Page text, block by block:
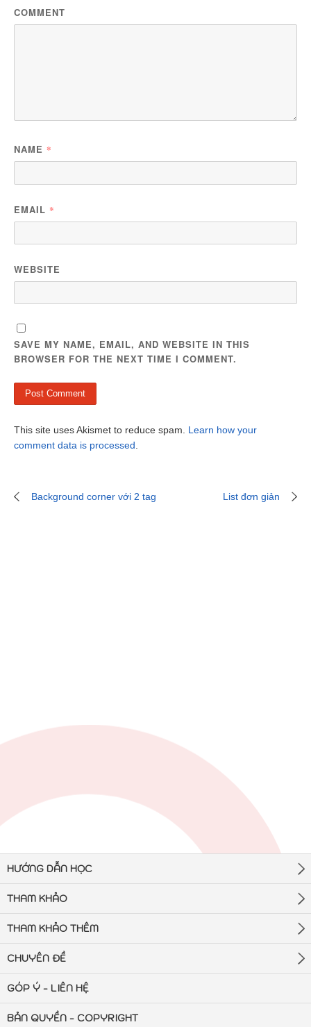
COMMENT
NAME *
EMAIL *
WEBSITE
SAVE MY NAME, EMAIL, AND WEBSITE IN THIS
BROWSER FOR THE NEXT TIME I COMMENT.
This site uses Akismet to reduce spam. Learn how your
comment data is processed
Background corner với 2 tag List đơn giản
HƯỚNG DẪN HỌC
THAM KHẢO
THAM KHẢO THÊM
CHUYÊN ĐỀ
GÓP Ý - LIÊN HỆ
BẢN QUYỀN - COPYRIGHT